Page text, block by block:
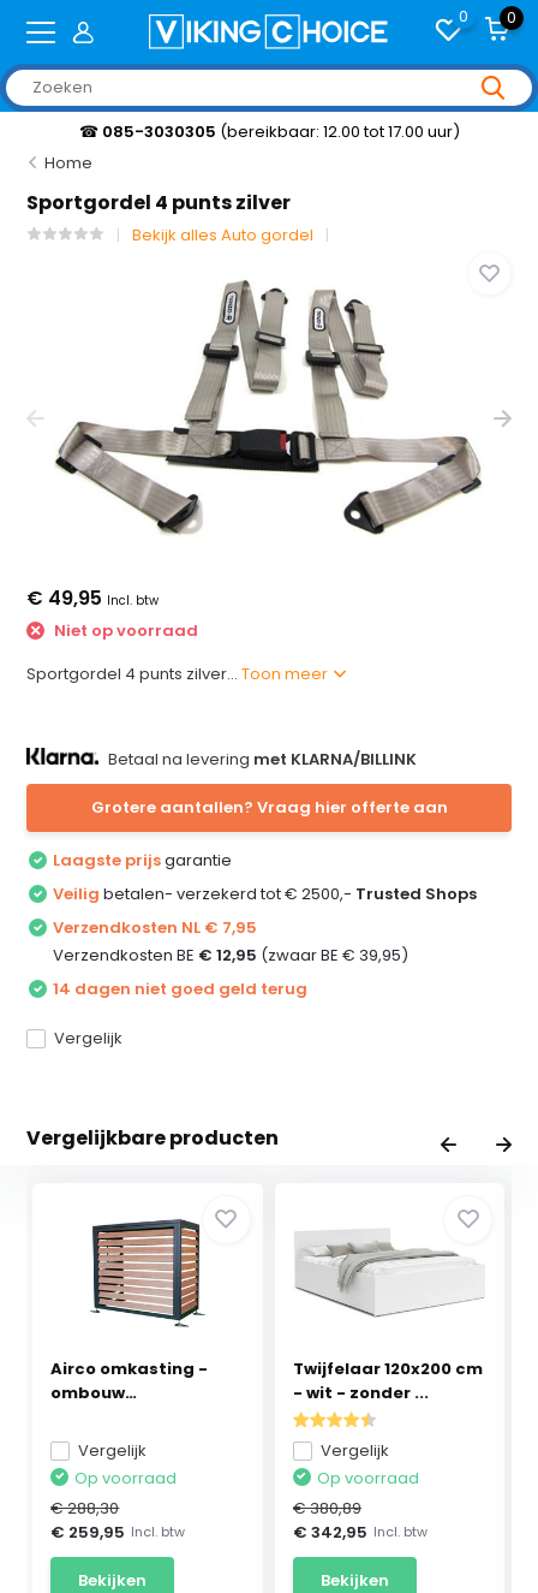
0 0
☎ 085-3030305 (bereikbaar: 12.00 tot 17.00 uur)
Home
Sportgordel 4 punts zilver
Bekijk alles Auto gordel
€ 49,95 Incl. btw
Niet op voorraad
Sportgordel 4 punts zilver...Toon meer
Betaal na levering met KLARNA/BILLINK
Grotere aantallen? Vraag hier offerte aan
Laagste prijsgarantie
Veilig betalen- verzekerd tot € 2500,- Trusted Shops
Verzendkosten NL € 7,95
Verzendkosten BE € 12,95 (zwaar BE € 39,95)
14 dagen niet goed geld terug
Vergelijk
Vergelijkbare producten
Airco omkasting -
ombouw
Vergelijk
Op voorraad
€ 288,30
€ 259,95 Incl. btw
Bekijken
Twijfelaar 120x200 cm
- wit - zonder ...
Vergelijk
Op voorraad
€ 380,89
€ 342,95 Incl. btw
Bekijken